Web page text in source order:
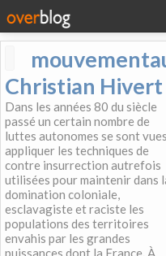
Christian Hivert
Dans les années 80 du siècle
passé un certain nombre de
luttes autonomes se sont vues
appliquer les techniques de
contre insurrection autrefois
utilisées pour maintenir dans
domination coloniale,
esclavagiste et raciste les
populations des territoires
envahis par les grandes
puissances dont la France. À